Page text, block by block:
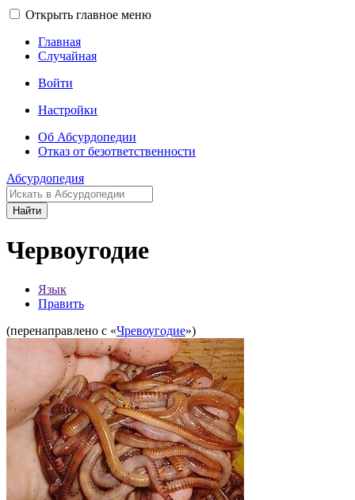
Открыть главное меню
Главная
Случайная
Войти
Настройки
Об Абсурдопедии
Отказ от безответственности
Абсурдопедия
Найти
Червоугодие
Язык
Править
(перенаправлено с «Чревоугодие»)